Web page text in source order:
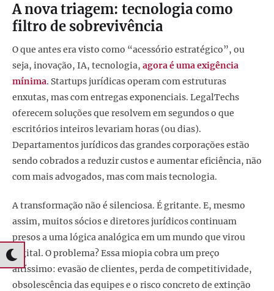
A nova triagem: tecnologia como
filtro de sobrevivência
O que antes era visto como “acessório estratégico”, ou
seja, inovação, IA, tecnologia, agora é uma exigência
mínima. Startups jurídicas operam com estruturas
enxutas, mas com entregas exponenciais. LegalTechs
oferecem soluções que resolvem em segundos o que
escritórios inteiros levariam horas (ou dias).
Departamentos jurídicos das grandes corporações estão
sendo cobrados a reduzir custos e aumentar eficiência, não
com mais advogados, mas com mais tecnologia.
A transformação não é silenciosa. É gritante. E, mesmo
assim, muitos sócios e diretores jurídicos continuam
presos a uma lógica analógica em um mundo que virou
digital. O problema? Essa miopia cobra um preço
altíssimo: evasão de clientes, perda de competitividade,
obsolescência das equipes e o risco concreto de extinção